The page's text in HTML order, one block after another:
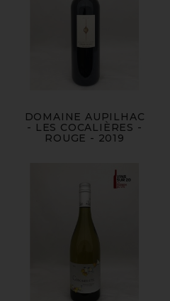
DOMAINE AUPILHAC
- LES COCALIÈRES -
ROUGE - 2019